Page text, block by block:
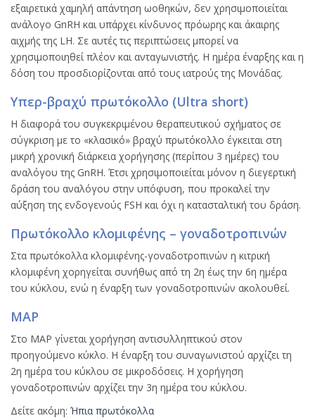
εξαιρετικά χαμηλή απάντηση ωοθηκών, δεν χρησιμοποιείται
ανάλογο GnRH και υπάρχει κίνδυνος πρόωρης και άκαιρης
αιχμής της LH. Σε αυτές τις περιπτώσεις μπορεί να
χρησιμοποιηθεί πλέον και ανταγωνιστής. Η ημέρα έναρξης και η
δόση του προσδιορίζονται από τους ιατρούς της Μονάδας.
Υπερ-βραχύ πρωτόκολλο (Ultra short)
Η διαφορά του συγκεκριμένου θεραπευτικού σχήματος σε
σύγκριση με το «κλασικό» βραχύ πρωτόκολλο έγκειται στη
μικρή χρονική διάρκεια χορήγησης (περίπου 3 ημέρες) του
αναλόγου της GnRH. Έτσι χρησιμοποιείται μόνον η διεγερτική
δράση του αναλόγου στην υπόφυση, που προκαλεί την
αύξηση της ενδογενούς FSH και όχι η κατασταλτική του δράση.
Πρωτόκολλο κλομιφένης – γοναδοτροπινών
Στα πρωτόκολλα κλομιφένης-γοναδοτροπινών η κιτρική
κλομιφένη χορηγείται συνήθως από τη 2η έως την 6η ημέρα
του κύκλου, ενώ η έναρξη των γοναδοτροπινών ακολουθεί.
ΜΑP
Στο MAP γίνεται χορήγηση αντισυλληπτικού στον
προηγούμενο κύκλο. Η έναρξη του συναγωνιστού αρχίζει τη
2η ημέρα του κύκλου σε μικροδόσεις. Η χορήγηση
γοναδοτροπινών αρχίζει την 3η ημέρα του κύκλου.
Δείτε ακόμη: Ήπια πρωτόκολλα